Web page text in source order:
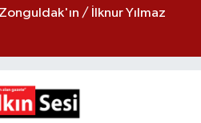
Zonguldak'ın / İlknur Yılmaz